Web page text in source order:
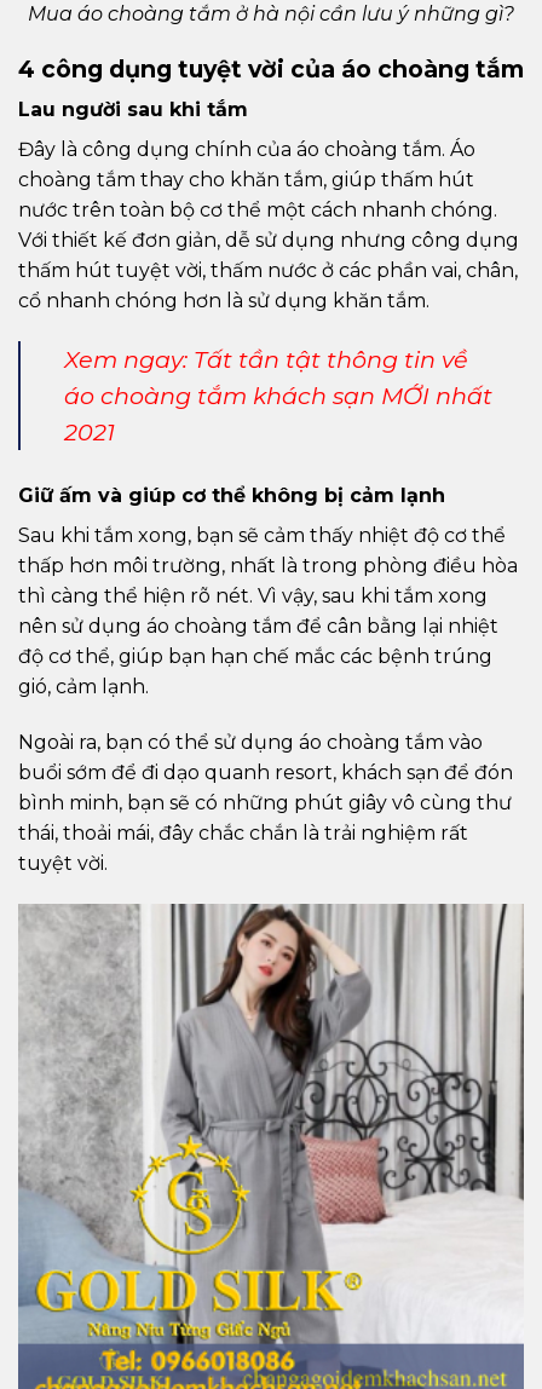
Mua áo choàng tắm ở hà nội cần lưu ý những gì?
4 công dụng tuyệt vời của áo choàng tắm
Lau người sau khi tắm
Đây là công dụng chính của áo choàng tắm. Áo
choàng tắm thay cho khăn tắm, giúp thấm hút
nước trên toàn bộ cơ thể một cách nhanh chóng.
Với thiết kế đơn giản, dễ sử dụng nhưng công dụng
thấm hút tuyệt vời, thấm nước ở các phần vai, chân,
cổ nhanh chóng hơn là sử dụng khăn tắm.
Xem ngay: Tất tần tật thông tin về
áo choàng tắm khách sạn MỚI nhất
2021
Giữ ấm và giúp cơ thể không bị cảm lạnh
Sau khi tắm xong, bạn sẽ cảm thấy nhiệt độ cơ thể
thấp hơn môi trường, nhất là trong phòng điều hòa
thì càng thể hiện rõ nét. Vì vậy, sau khi tắm xong
nên sử dụng áo choàng tắm để cân bằng lại nhiệt
độ cơ thể, giúp bạn hạn chế mắc các bệnh trúng
gió, cảm lạnh.
Ngoài ra, bạn có thể sử dụng áo choàng tắm vào
buổi sớm để đi dạo quanh resort, khách sạn để đón
bình minh, bạn sẽ có những phút giây vô cùng thư
thái, thoải mái, đây chắc chắn là trải nghiệm rất
tuyệt vời.